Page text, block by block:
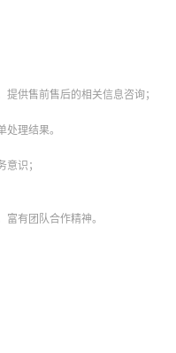
供售前售后的相关信息咨询；
理结果。
识；
有团队合作精神。